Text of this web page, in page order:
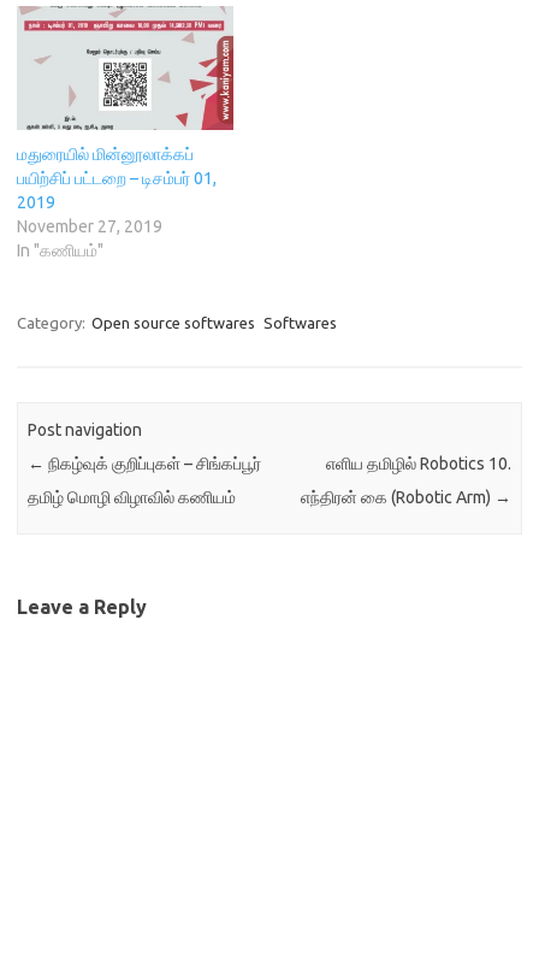
d
o
o
w
படித்திடும்போது எண்ணிம
தொழில்நுட்பத்துடன் Digital
Technologyஉதவியுடன்
எழுதுவதும் ஒரு முக்கியமான
பணியாகும், அதனால்
பல்கலைகழகத்தில்
படிக்கும்போதே தொழில்நுட்ப
எழுத்தாளர்களான மாணவர்கள்
தொழில்நுட்பதுறையில்
பயன்படுத்தும் பல்வேறு தொழில்
கொள்கின்றனர். அவைகளில்
மதுரையில் மின்னூலாக்கப்
பயிற்சிப் பட்டறை – டிசம்பர் 01,
2019
November 27, 2019
In "கணியம்"
Category: Open source softwares Softwares
Post navigation
← நிகழ்வுக் குறிப்புகள் – சிங்கப்பூர்
தமிழ் மொழி விழாவில் கணியம்
எளிய தமிழில் Robotics 10.
எந்திரன் கை (Robotic Arm) →
Leave a Reply